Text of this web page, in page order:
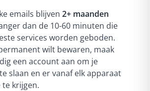
emails blijven 2+ maanden
dan de 10-60 minuten die
services worden geboden.
wilt bewaren, maak
een account aan om je
slaan en er vanaf elk apparaat
krijgen.